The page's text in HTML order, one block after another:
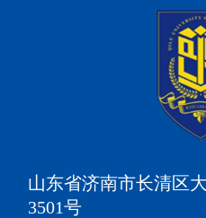
山东省济南市长清区
3501号